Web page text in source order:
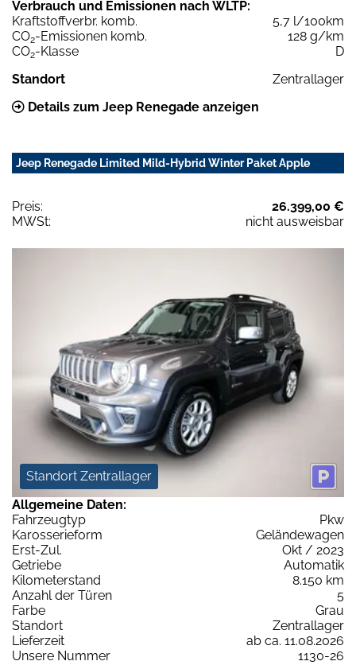
Verbrauch und Emissionen nach WLTP:
Kraftstoffverbr. komb.
5,7 l/100km
CO2-Emissionen komb.
128 g/km
CO2-Klasse
D
Standort
Zentrallager
Details zum Jeep Renegade anzeigen
Jeep Renegade Limited Mild-Hybrid Winter Paket Apple
Preis:
26.399,00 €
MWSt:
nicht ausweisbar
Standort Zentrallager
Allgemeine Daten:
Fahrzeugtyp
Pkw
Karosserieform
Geländewagen
Erst-Zul.
Okt / 2023
Getriebe
Automatik
Kilometerstand
8.150 km
Anzahl der Türen
5
Farbe
Grau
Standort
Zentrallager
Lieferzeit
ab ca. 11.08.2026
Unsere Nummer
1130-26